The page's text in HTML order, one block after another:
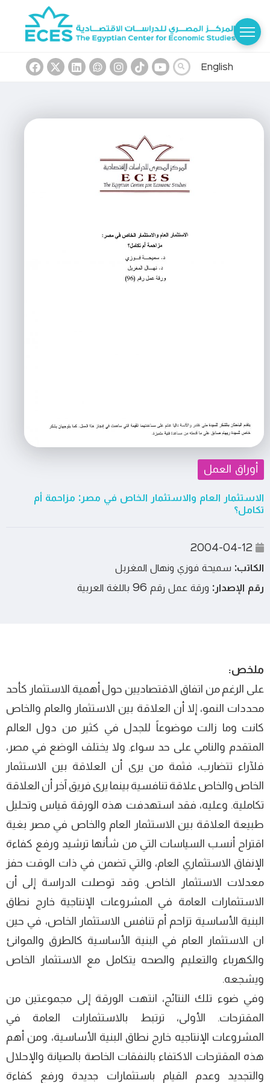
English
أوراق العمل
الاستثمار العام والاستثمار الخاص في مصر: مزاحمة أم
تكامل؟
الكاتب: سميحة فوزي ونهال المغربل
رقم الإصدار: ورقة عمل رقم 96 باللغة العربية
ملخص:
على الرغم من اتفاق الاقتصاديين حول أهمية الاستثمار كأحد
محددات النمو، إلا أن العلاقة بين الاستثمار والعام والخاص
كانت وما زالت موضوعاً للجدل في كثير من دول العالم
المتقدم والنامي على حد سواء. ولا يختلف الوضع في مصر،
فلآراء تتضارب، فثمة من يرى أن العلاقة بين الاستثمار
الخاص والخاص علاقة تنافسية بينما يرى فريق آخر أن العلاقة
تكاملية. وعليه، فقد استهدفت هذه الورقة قياس وتحليل
طبيعة العلاقة بين الاستثمار العام والخاص في مصر بغية
اقتراح أنسب السياسات التي من شأنها ترشيد ورفع كفاءة
الإنفاق الاستثماري العام، والتي تضمن في ذات الوقت حفز
معدلات الاستثمار الخاص. وقد توصلت الدراسة إلى أن
الاستثمارات العامة في المشروعات الإنتاجية خارج نطاق
البنية الأساسية تزاحم أم تنافس الاستثمار الخاص، في حين
ان الاستثمار العام في البنية الأساسية كالطرق والموانئ
والكهرباء والتعليم والصحه يتكامل مع الاستثمار الخاص
ويشجعه.
وفي ضوء تلك النتائج، انتهت الورقة إلى مجموعتين من
المقترحات. الأولى، ترتبط بالاستثمارات العامة في
المشروعات الإنتاجيه خارج نطاق البنية الأساسية، ومن أهم
هذه المقترحات الاكتفاء بالنفقات الخاصة بالصيانة والإحلال
والتجديد وعدم القيام باستثمارات جديدة ورفع كفاءة